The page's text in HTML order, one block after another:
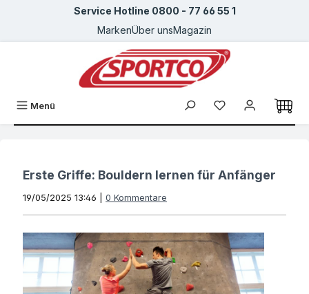
Zum Hauptinhalt springenService Hotline 0800 - 77 66 55 1
MarkenÜber unsMagazin
Menü Du hast 0
Erste Griffe: Bouldern lernen für Anfänger
19/05/2025 13:46 | 0 Kommentare